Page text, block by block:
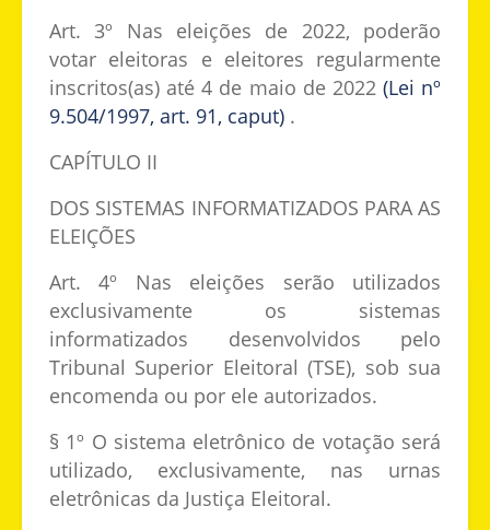
Art. 3º Nas eleições de 2022, poderão
votar eleitoras e eleitores regularmente
inscritos(as) até 4 de maio de 2022 (Lei nº
9.504/1997, art. 91, caput) .
CAPÍTULO II
DOS SISTEMAS INFORMATIZADOS PARA AS
ELEIÇÕES
Art. 4º Nas eleições serão utilizados
exclusivamente os sistemas
informatizados desenvolvidos pelo
Tribunal Superior Eleitoral (TSE), sob sua
encomenda ou por ele autorizados.
§ 1º O sistema eletrônico de votação será
utilizado, exclusivamente, nas urnas
eletrônicas da Justiça Eleitoral.